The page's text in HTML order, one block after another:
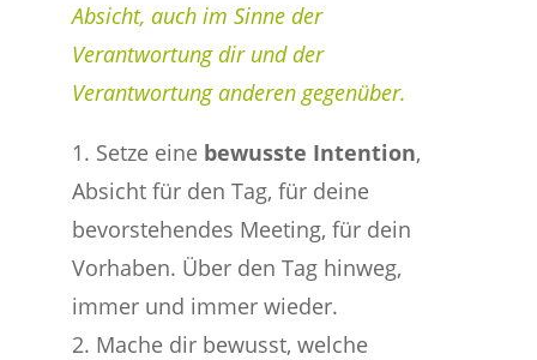
Absicht, auch im Sinne der
Verantwortung dir und der
Verantwortung anderen gegenüber.
1. Setze eine bewusste Intention,
Absicht für den Tag, für deine
bevorstehendes Meeting, für dein
Vorhaben. Über den Tag hinweg,
immer und immer wieder.
2. Mache dir bewusst, welche